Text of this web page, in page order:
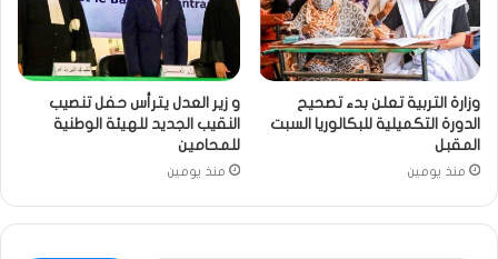
وزارة التربية تعلن بدء تصحيح
الدورة التكميلية للبكالوريا السبت
المقبل
منذ يومين
و زير العدل يترأس حفل تنصيب
النقيب الجديد للهيئة الوطنية
للمحامين
منذ يومين